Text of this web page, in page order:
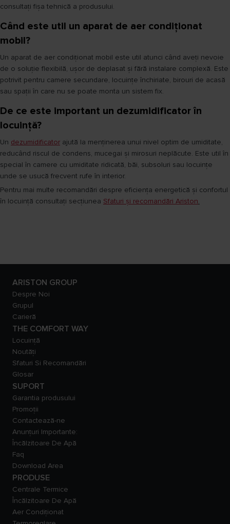
consultați fișa tehnică a produsului.
Când este util un aparat de aer condiționat
mobil?
Un aparat de aer condiționat mobil este util atunci când aveți nevoie
de o soluție flexibilă, ușor de deplasat și fără instalare complexă. Este
potrivit pentru camere secundare, locuințe închiriate, birouri de acasă
sau spații în care nu se poate monta un sistem fix.
De ce este important un dezumidificator în
locuință?
Un dezumidificator ajută la menținerea unui nivel optim de umiditate,
reducând riscul de condens, mucegai și mirosuri neplăcute. Este util în
special în camere cu umiditate ridicată, băi, subsoluri sau locuințe
unde se usucă frecvent rufe în interior.
Pentru mai multe recomandări despre eficiența energetică și confortul
în locuință consultați secțiunea Sfaturi și recomandări Ariston.
ARISTON GROUP
Despre Noi
Grupul
Carieră
THE COMFORT WAY
Locuință
Noutăți
Sfaturi Si Recomandări
Glosar
SUPORT
Garantia produsului
Promoții
Contactează-ne
Anunțuri Importante:
Încălzitoare De Apă
Faq
Download Area
PRODUSE
Centrale Termice
Încălzitoare De Apă
Aer Condiționat